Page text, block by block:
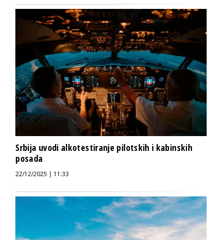
Srbija uvodi alkotestiranje pilotskih i kabinskih
posada
22/12/2025 | 11:33